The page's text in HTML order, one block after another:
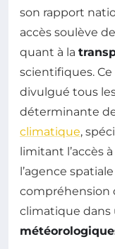
son rapport
accès soulève
quant à la
scientifiques.
divulgué tous
déterminante
climatique,
limitant l’accès
l’agence
compréhension
climatique dans